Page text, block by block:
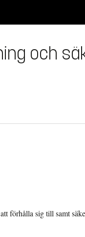
och
förhålla sig till samt